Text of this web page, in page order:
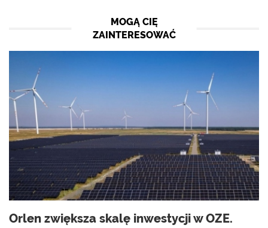
MOGĄ CIĘ
ZAINTERESOWAĆ
Orlen zwiększa skalę inwestycji w OZE.